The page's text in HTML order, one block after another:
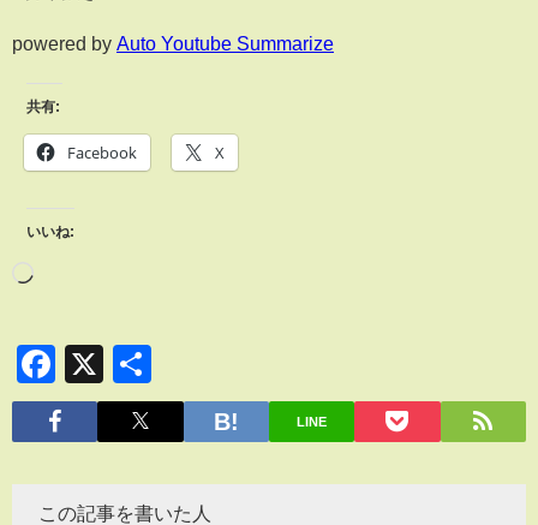
powered by Auto Youtube Summarize
共有:
Facebook X
いいね:
Facebook
X
有
LINE
この記事を書いた人